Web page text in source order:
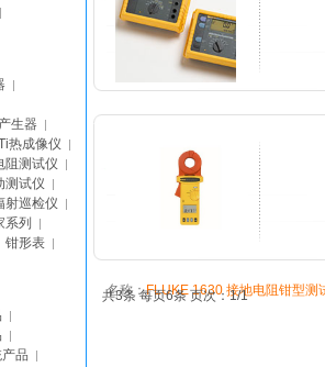
名称：FLUKE 1630 接地电阻钳型测
共3条 每页6条 页次：1/1
|
|
生器 |
热成像仪 |
阻测试仪 |
测试仪 |
射巡检仪 |
系列 |
钳形表 |
|
|
品 |